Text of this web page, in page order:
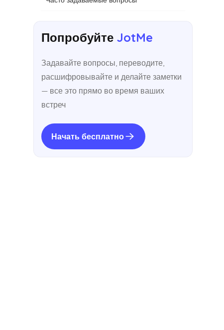
ПопробуйтеJotMe
Задавайте вопросы, переводите,
расшифровывайте и делайте заметки
— все это прямо во время ваших
встреч
Начать бесплатно